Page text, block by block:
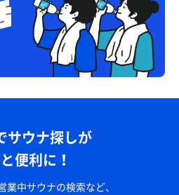
サウナ探しが
便利に！
業中サウナの検索など、